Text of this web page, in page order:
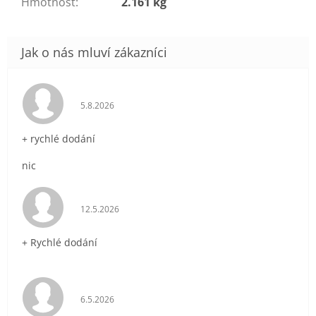
Hodnocení obchodu je 5 z 5 hvězdiček.
5.8.2026
+ rychlé dodání
nic
Hodnocení obchodu je 5 z 5 hvězdiček.
12.5.2026
+ Rychlé dodání
Hodnocení obchodu je 5 z 5 hvězdiček.
6.5.2026